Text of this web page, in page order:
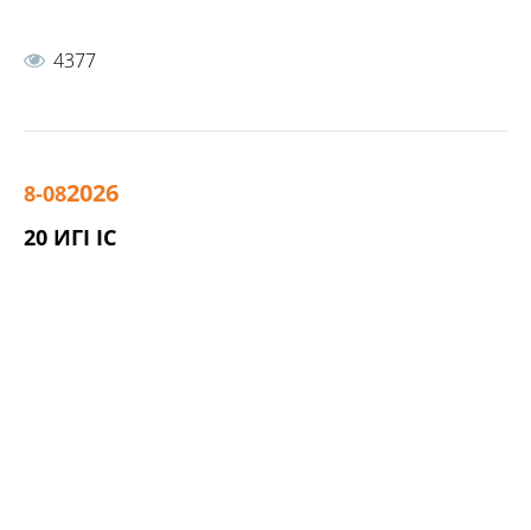
4377
8-082026
20 ИГІ ІС